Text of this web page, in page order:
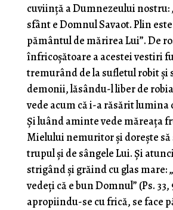
cuviinţă a Dumnezeului nostru:
sfânt e Domnul Savaot. Plin
pământul de mărirea Lui”. De
înfricoşătoare a acestei vestiri
tremurând de la sufletul robit şi
demonii, lăsându-l liber de
vede acum că i-a răsărit lumina
Şi luând aminte vede măreaţa
Mielului nemuritor şi doreşte să
trupul şi de sângele Lui. Şi
strigând şi grăind cu glas mare:
vedeţi că e bun Domnul” (Ps.
apropiindu-se cu frică, se face